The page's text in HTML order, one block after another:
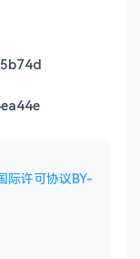
际许可协议BY-